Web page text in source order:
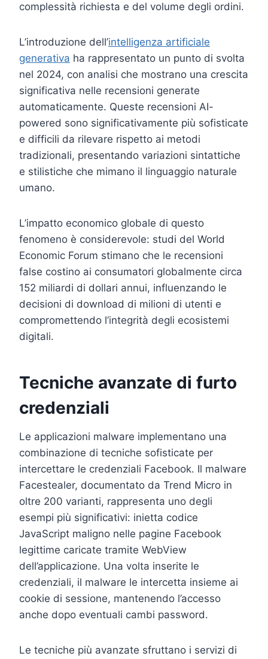
complessità richiesta e del volume degli ordini.
L’introduzione dell’intelligenza artificiale
generativa ha rappresentato un punto di svolta
nel 2024, con analisi che mostrano una crescita
significativa nelle recensioni generate
automaticamente. Queste recensioni AI-
powered sono significativamente più sofisticate
e difficili da rilevare rispetto ai metodi
tradizionali, presentando variazioni sintattiche
e stilistiche che mimano il linguaggio naturale
umano.
L’impatto economico globale di questo
fenomeno è considerevole: studi del World
Economic Forum stimano che le recensioni
false costino ai consumatori globalmente circa
152 miliardi di dollari annui, influenzando le
decisioni di download di milioni di utenti e
compromettendo l’integrità degli ecosistemi
digitali.
Tecniche avanzate di furto
credenziali
Le applicazioni malware implementano una
combinazione di tecniche sofisticate per
intercettare le credenziali Facebook. Il malware
Facestealer, documentato da Trend Micro in
oltre 200 varianti, rappresenta uno degli
esempi più significativi: inietta codice
JavaScript maligno nelle pagine Facebook
legittime caricate tramite WebView
dell’applicazione. Una volta inserite le
credenziali, il malware le intercetta insieme ai
cookie di sessione, mantenendo l’accesso
anche dopo eventuali cambi password.
Le tecniche più avanzate sfruttano i servizi di